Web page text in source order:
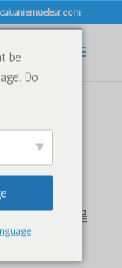
Caluanie
造
这是
松管理订
取支持。我
be
Do